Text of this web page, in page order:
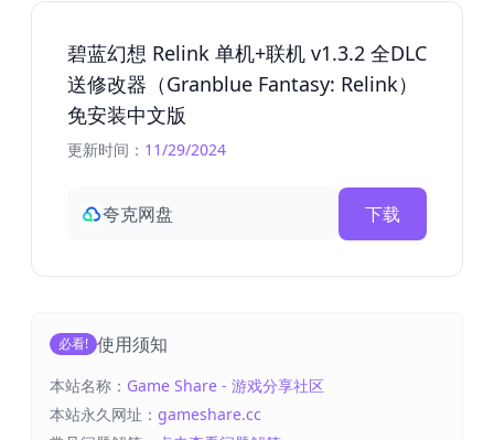
碧蓝幻想 Relink 单机+联机 v1.3.2 全DLC
送修改器（Granblue Fantasy: Relink）
免安装中文版
更新时间： 11/29/2024
夸克网盘 下载
必看! 使用须知
本站名称： Game Share - 游戏分享社区
本站永久网址： gameshare.cc